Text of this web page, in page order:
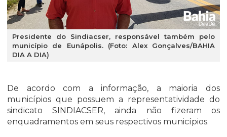
Presidente do Sindiacser, responsável também pelo
município de Eunápolis. (Foto: Alex Gonçalves/BAHIA
DIA A DIA)
De acordo com a informação, a maioria dos
municípios que possuem a representatividade do
sindicato SINDIACSER, ainda não fizeram os
enquadramentos em seus respectivos municípios.